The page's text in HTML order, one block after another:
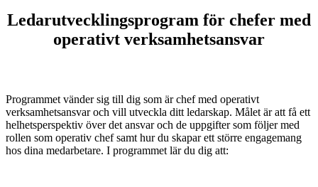
Ledarutvecklingsprogram för chefer med
operativt verksamhetsansvar
Programmet vänder sig till dig som är chef med operativt
verksamhetsansvar och vill utveckla ditt ledarskap. Målet är att få ett
helhetsperspektiv över det ansvar och de uppgifter som följer med
rollen som operativ chef samt hur du skapar ett större engagemang
hos dina medarbetare. I programmet lär du dig att: